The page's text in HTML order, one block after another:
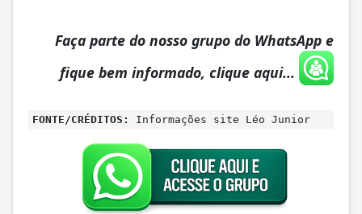
Faça parte do nosso grupo do WhatsApp e
fique bem informado, clique aqui...
FONTE/CRÉDITOS: Informações site Léo Junior